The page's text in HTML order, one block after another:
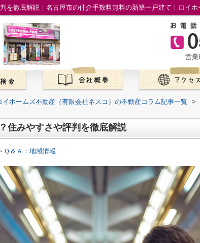
を徹底解説｜名古屋市の仲介手数料無料の新築一戸建て｜ロイホ
営業
イホームズ不動産（有限会社ネスコ）の不動産コラム記事一覧 >
住みやすさや評判を徹底解説
Ｑ＆Ａ：地域情報